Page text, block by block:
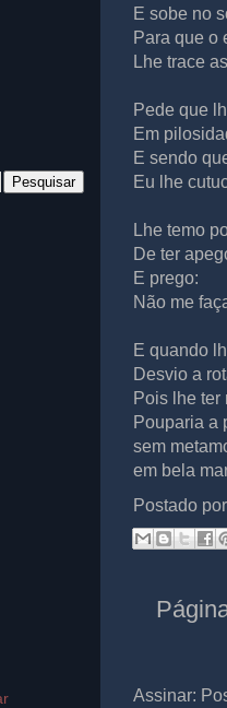
E sobe no
Para que o
Lhe trace
Pede que
Em
E sendo
Eu lhe
Lhe temo
De ter
E prego:
Não me
E quando
Desvio a
Pois lhe ter
Pouparia a
sem
em bela
Postado por
Assinar: